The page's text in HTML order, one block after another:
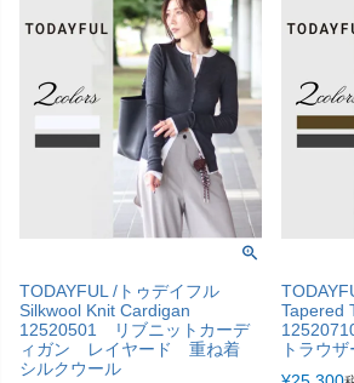
TODAYFUL /トゥデイフル
Silkwool Knit Cardigan
12520501 リブニットカーデ
ィガン レイヤード 重ね着
シルクウール
Tapered
トラウ